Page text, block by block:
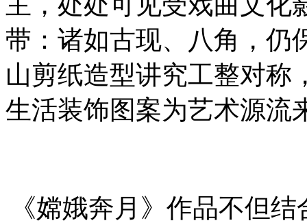
带：诸如古现、八角，仍
山剪纸造型讲究工整对称
生活装饰图案为艺术源流
《嫦娥奔月》作品不但